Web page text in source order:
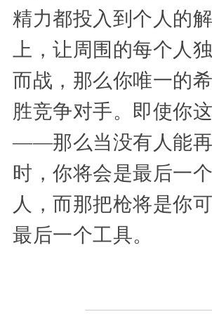
精力都投入到个人的
上，让周围的每个人
而战，那么你唯一的
胜竞争对手。即使你
——那么当没有人能
时，你将会是最后一
人，而那把枪将是你
最后一个工具。